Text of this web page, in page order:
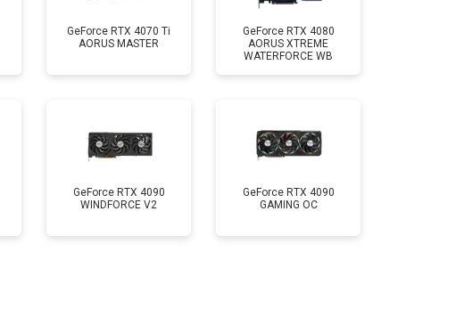
GeForce RTX 4070 Ti
AORUS MASTER
GeForce RTX 4080
AORUS XTREME
WATERFORCE WB
GeForce RTX 4090
WINDFORCE V2
GeForce RTX 4090
GAMING OC